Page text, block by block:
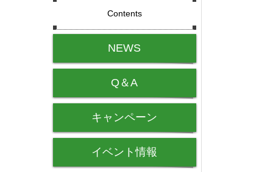
Contents
NEWS
Q＆A
キャンペーン
イベント情報